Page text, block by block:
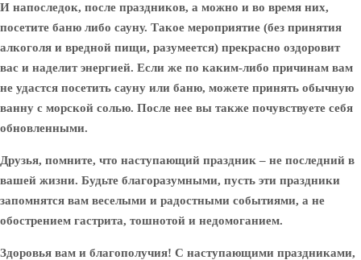
И напоследок, после праздников, а можно и во время них,
посетите баню либо сауну. Такое мероприятие (без принятия
алкоголя и вредной пищи, разумеется) прекрасно оздоровит
вас и наделит энергией. Если же по каким-либо причинам вам
не удастся посетить сауну или баню, можете принять обычную
ванну с морской солью. После нее вы также почувствуете себя
обновленными.
Друзья, помните, что наступающий праздник – не последний в
вашей жизни. Будьте благоразумными, пусть эти праздники
запомнятся вам веселыми и радостными событиями, а не
обострением гастрита, тошнотой и недомоганием.
Здоровья вам и благополучия! С наступающими праздниками,